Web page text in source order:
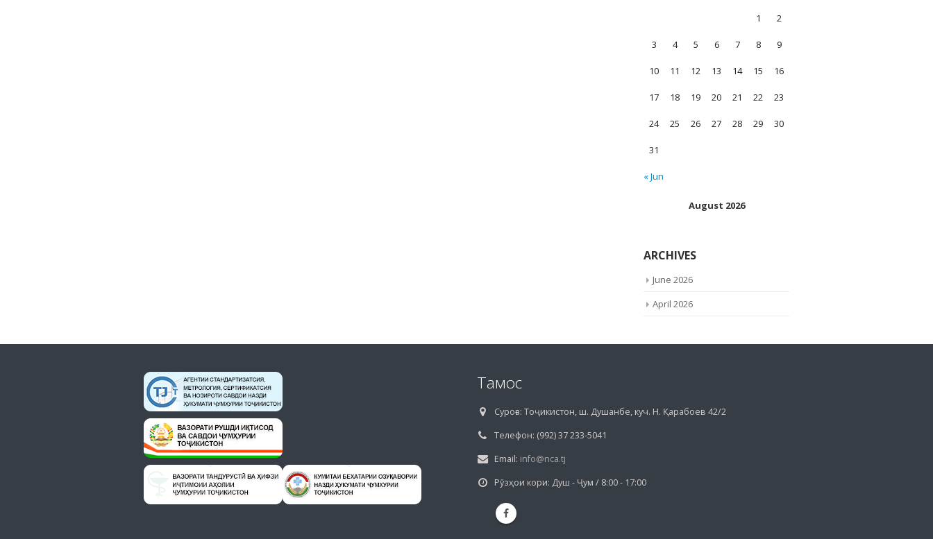
August 2026
« Jun
1 2
3 4 5 6 7 8 9
10 11 12 13 14 15 16
17 18 19 20 21 22 23
24 25 26 27 28 29 30
31
ARCHIVES
June 2026
April 2026
Тамос
Суроға: Тоҷикистон, ш. Душанбе, куч. Н. Қарабоев 42/2
Телефон: (992) 37 233-5041
Email: info@nca.tj
Рӯзҳои кори: Душ - Ҷум / 8:00 - 17:00